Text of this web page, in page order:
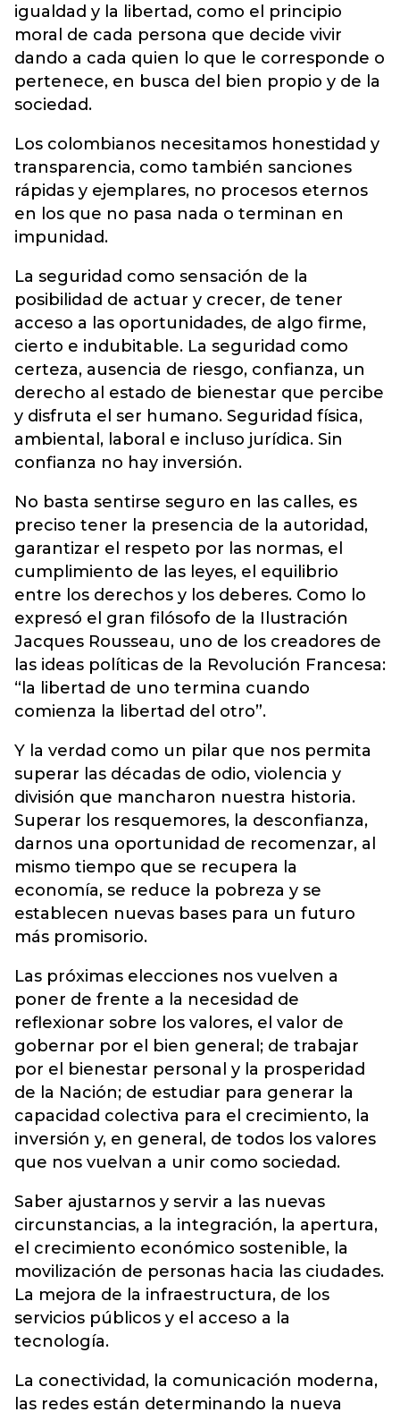
igualdad y la libertad, como el principio
moral de cada persona que decide vivir
dando a cada quien lo que le corresponde o
pertenece, en busca del bien propio y de la
sociedad.
Los colombianos necesitamos honestidad y
transparencia, como también sanciones
rápidas y ejemplares, no procesos eternos
en los que no pasa nada o terminan en
impunidad.
La seguridad como sensación de la
posibilidad de actuar y crecer, de tener
acceso a las oportunidades, de algo firme,
cierto e indubitable. La seguridad como
certeza, ausencia de riesgo, confianza, un
derecho al estado de bienestar que percibe
y disfruta el ser humano. Seguridad física,
ambiental, laboral e incluso jurídica. Sin
confianza no hay inversión.
No basta sentirse seguro en las calles, es
preciso tener la presencia de la autoridad,
garantizar el respeto por las normas, el
cumplimiento de las leyes, el equilibrio
entre los derechos y los deberes. Como lo
expresó el gran filósofo de la Ilustración
Jacques Rousseau, uno de los creadores de
las ideas políticas de la Revolución Francesa:
“la libertad de uno termina cuando
comienza la libertad del otro”.
Y la verdad como un pilar que nos permita
superar las décadas de odio, violencia y
división que mancharon nuestra historia.
Superar los resquemores, la desconfianza,
darnos una oportunidad de recomenzar, al
mismo tiempo que se recupera la
economía, se reduce la pobreza y se
establecen nuevas bases para un futuro
más promisorio.
Las próximas elecciones nos vuelven a
poner de frente a la necesidad de
reflexionar sobre los valores, el valor de
gobernar por el bien general; de trabajar
por el bienestar personal y la prosperidad
de la Nación; de estudiar para generar la
capacidad colectiva para el crecimiento, la
inversión y, en general, de todos los valores
que nos vuelvan a unir como sociedad.
Saber ajustarnos y servir a las nuevas
circunstancias, a la integración, la apertura,
el crecimiento económico sostenible, la
movilización de personas hacia las ciudades.
La mejora de la infraestructura, de los
servicios públicos y el acceso a la
tecnología.
La conectividad, la comunicación moderna,
las redes están determinando la nueva